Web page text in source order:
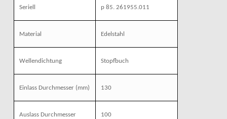
Seriell p 85. 261955.011
Material Edelstahl
Wellendichtung Stopfbuch
Einlass Durchmesser(mm) 130
Auslass Durchmesser 100